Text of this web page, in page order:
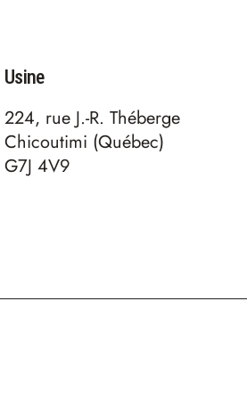
Usine
224, rue J.-R. Théberge
Chicoutimi (Québec)
G7J 4V9